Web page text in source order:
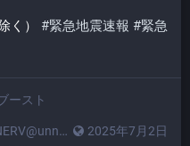
く） #緊急地震速報 #緊急
ースト
2025年7月2日